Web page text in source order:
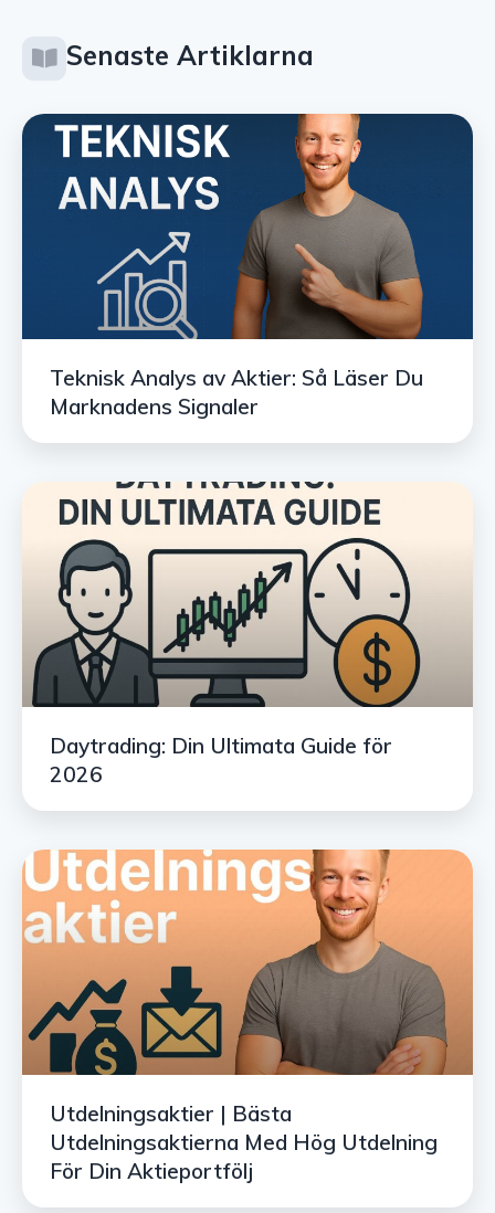
Senaste Artiklarna
Teknisk Analys av Aktier: Så Läser Du
Marknadens Signaler
Daytrading: Din Ultimata Guide för
2026
Utdelningsaktier | Bästa
Utdelningsaktierna Med Hög Utdelning
För Din Aktieportfölj